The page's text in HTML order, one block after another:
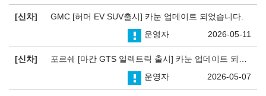
신차
GMC [허머 EV SUV출시] 카눈 업데이트 되었습니다.
2026-05-11
운영자
신차
2026-05-07
운영자